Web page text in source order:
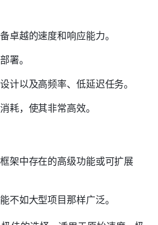
卓越的速度和响应能力。
署。
计以及高频率、低延迟任务。
耗，使其非常高效。
架中存在的高级功能或可扩展
不如大型项目那样广泛。